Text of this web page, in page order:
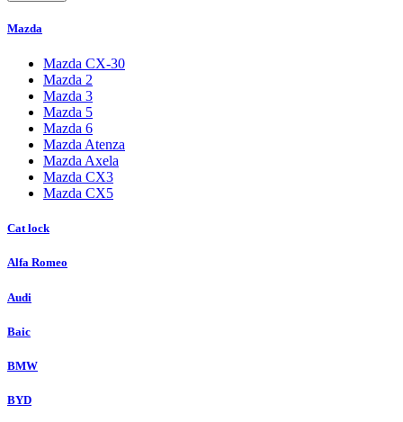
Mazda
Mazda CX-30
Mazda 2
Mazda 3
Mazda 5
Mazda 6
Mazda Atenza
Mazda Axela
Mazda CX3
Mazda CX5
Cat lock
Alfa Romeo
Audi
Baic
BMW
BYD